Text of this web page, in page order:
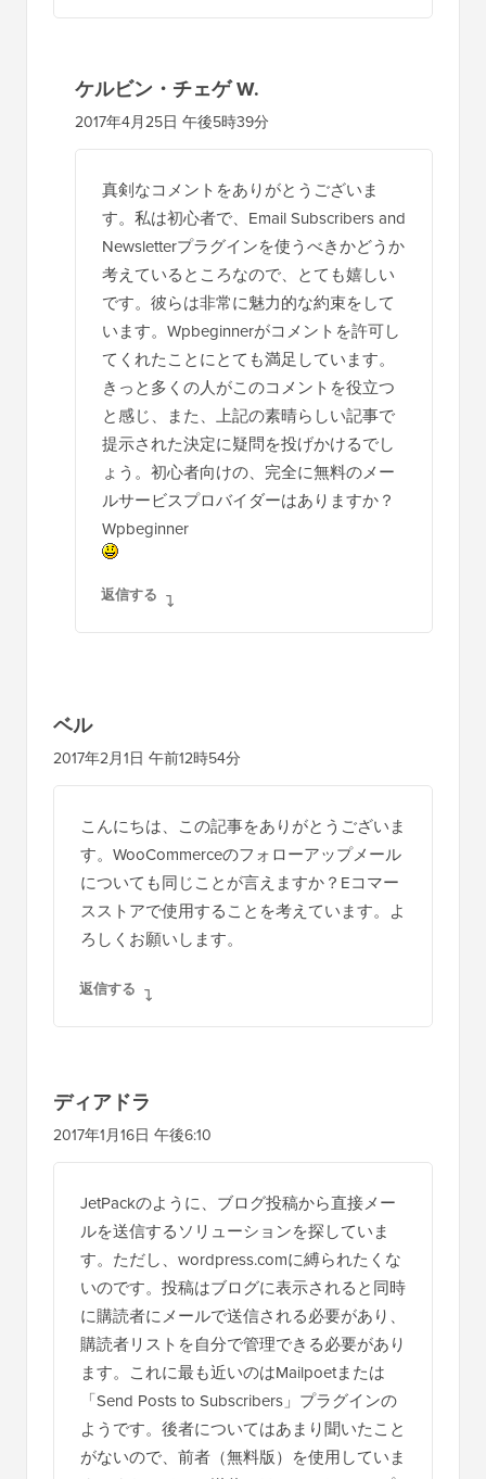
ケルビン・チェゲ W.
2017年4月25日 午後5時39分
真剣なコメントをありがとうございま
す。私は初心者で、Email Subscribers and
Newsletterプラグインを使うべきかどうか
考えているところなので、とても嬉しい
です。彼らは非常に魅力的な約束をして
います。Wpbeginnerがコメントを許可し
てくれたことにとても満足しています。
きっと多くの人がこのコメントを役立つ
と感じ、また、上記の素晴らしい記事で
提示された決定に疑問を投げかけるでし
ょう。初心者向けの、完全に無料のメー
ルサービスプロバイダーはありますか？
Wpbeginner
返信する
ベル
2017年2月1日 午前12時54分
こんにちは、この記事をありがとうございま
す。WooCommerceのフォローアップメール
についても同じことが言えますか？Eコマー
スストアで使用することを考えています。よ
ろしくお願いします。
返信する
ディアドラ
2017年1月16日 午後6:10
JetPackのように、ブログ投稿から直接メー
ルを送信するソリューションを探していま
す。ただし、wordpress.comに縛られたくな
いのです。投稿はブログに表示されると同時
に購読者にメールで送信される必要があり、
購読者リストを自分で管理できる必要があり
ます。これに最も近いのはMailpoetまたは
「Send Posts to Subscribers」プラグインの
ようです。後者についてはあまり聞いたこと
がないので、前者（無料版）を使用していま